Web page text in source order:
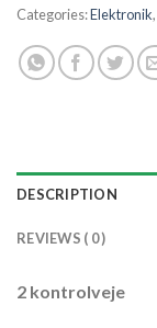
Categories:Elektronik,
DESCRIPTION
REVIEWS ( 0 )
2 kontrolveje